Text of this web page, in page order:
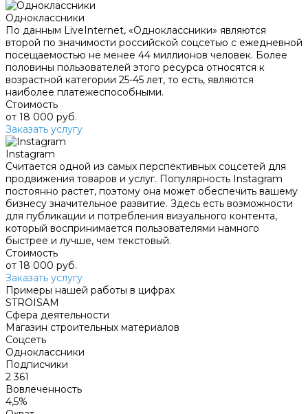
Одноклассники
По данным LiveInternet, «Одноклассники» являются
второй по значимости российской соцсетью с ежедневной
посещаемостью не менее 44 миллионов человек. Более
половины пользователей этого ресурса относятся к
возрастной категории 25-45 лет, то есть, являются
наиболее платежеспособными.
Стоимость
от 18 000 руб.
Заказать услугу
Instagram
Считается одной из самых перспективных соцсетей для
продвижения товаров и услуг. Популярность Instagram
постоянно растет, поэтому она может обеспечить вашему
бизнесу значительное развитие. Здесь есть возможности
для публикации и потребления визуального контента,
который воспринимается пользователями намного
быстрее и лучше, чем текстовый.
Стоимость
от 18 000 руб.
Заказать услугу
Примеры нашей работы в цифрах
STROISAM
Сфера деятельности
Магазин строительных материалов
Соцсеть
Одноклассники
Подписчики
2 361
Вовлеченность
4,5%